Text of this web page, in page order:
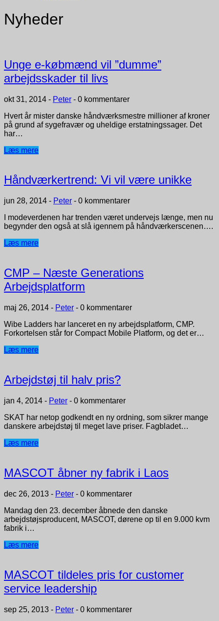
Nyheder
Unge e-købmænd vil ”dumme”
arbejdsskader til livs
okt 31, 2014 - Peter - 0 kommentarer
Hvert år mister danske håndværksmestre millioner af kroner
på grund af sygefravær og uheldige erstatningssager. Det
har…
Læs mere
Håndværkertrend: Vi vil være unikke
jun 28, 2014 - Peter - 0 kommentarer
I modeverdenen har trenden været undervejs længe, men nu
begynder den også at slå igennem på håndværkerscenen….
Læs mere
CMP – Næste Generations
Arbejdsplatform
maj 26, 2014 - Peter - 0 kommentarer
Wibe Ladders har lanceret en ny arbejdsplatform, CMP.
Forkortelsen står for Compact Mobile Platform, og det er…
Læs mere
Arbejdstøj til halv pris?
jan 4, 2014 - Peter - 0 kommentarer
SKAT har netop godkendt en ny ordning, som sikrer mange
danskere arbejdstøj til meget lave priser. Fagbladet…
Læs mere
MASCOT åbner ny fabrik i Laos
dec 26, 2013 - Peter - 0 kommentarer
Mandag den 23. december åbnede den danske
arbejdstøjsproducent, MASCOT, dørene op til en 9.000 kvm
fabrik i…
Læs mere
MASCOT tildeles pris for customer
service leadership
sep 25, 2013 - Peter - 0 kommentarer